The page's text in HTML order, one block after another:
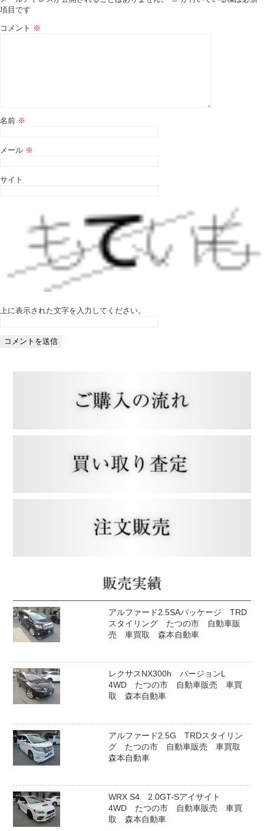
項目です
コメント ※
名前 ※
メール ※
サイト
上に表示された文字を入力してください。
アルファード2.5SAパッケージ TRD
スタイリング たつの市 自動車販
売 車買取 森本自動車
レクサスNX300h バージョンL
4WD たつの市 自動車販売 車買
取 森本自動車
アルファード2.5G TRDスタイリン
グ たつの市 自動車販売 車買取
森本自動車
WRX S4 2.0GT-Sアイサイト
4WD たつの市 自動車販売 車買
取 森本自動車